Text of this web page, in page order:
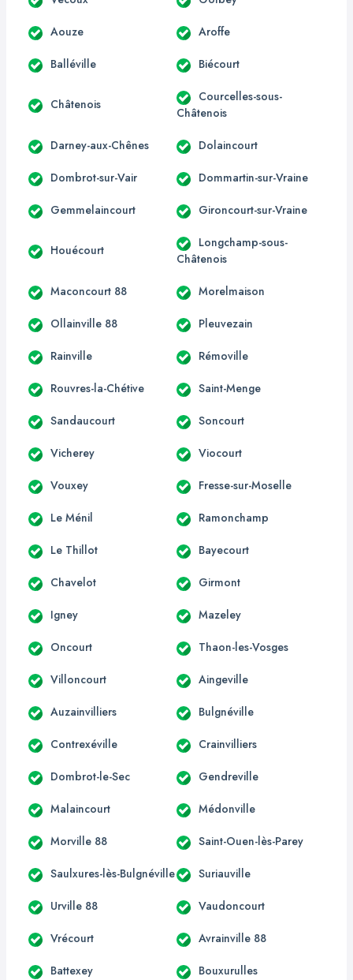
Aouze Aroffe
Balléville Biécourt
Châtenois
Courcelles-sous-
Châtenois
Darney-aux-Chênes Dolaincourt
Dombrot-sur-Vair Dommartin-sur-Vraine
Gemmelaincourt Gironcourt-sur-Vraine
Houécourt
Longchamp-sous-
Châtenois
Maconcourt 88 Morelmaison
Ollainville 88 Pleuvezain
Rainville Rémoville
Rouvres-la-Chétive Saint-Menge
Sandaucourt Soncourt
Vicherey Viocourt
Vouxey Fresse-sur-Moselle
Le Ménil Ramonchamp
Le Thillot Bayecourt
Chavelot Girmont
Igney Mazeley
Oncourt Thaon-les-Vosges
Villoncourt Aingeville
Auzainvilliers Bulgnéville
Contrexéville Crainvilliers
Dombrot-le-Sec Gendreville
Malaincourt Médonville
Morville 88 Saint-Ouen-lès-Parey
Saulxures-lès-Bulgnéville Suriauville
Urville 88 Vaudoncourt
Vrécourt Avrainville 88
Battexey Bouxurulles